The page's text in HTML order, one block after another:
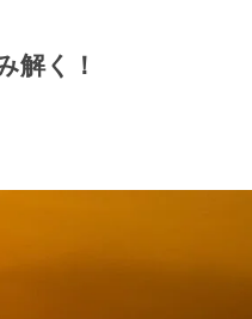
解く！